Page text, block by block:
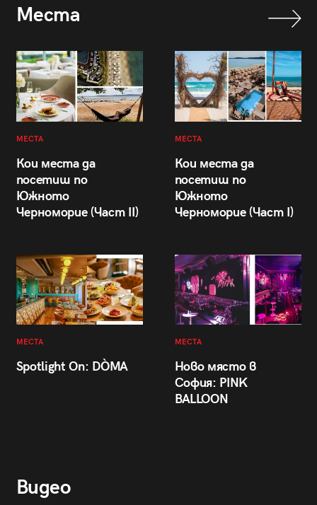
Места
МЕСТА
Кои места да
посетиш по
Южното
Черноморие (Част II)
МЕСТА
Кои места да
посетиш по
Южното
Черноморие (Част I)
МЕСТА
Spotlight On: DÒMA
МЕСТА
Ново място в
София: PINK
BALLOON
Видео